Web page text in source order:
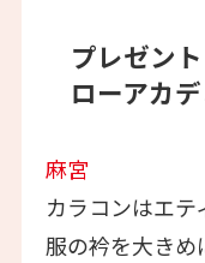
プレゼン
ローアカデ
麻宮
カラコンはエテ
服の衿を大きめ